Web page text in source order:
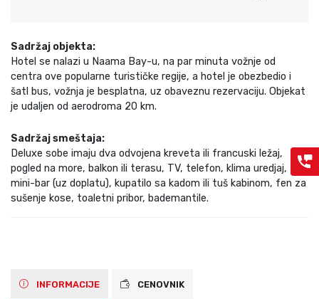
Sadržaj objekta:
Hotel se nalazi u Naama Bay-u, na par minuta vožnje od
centra ove popularne turističke regije, a hotel je obezbedio i
šatl bus, vožnja je besplatna, uz obaveznu rezervaciju. Objekat
je udaljen od aerodroma 20 km.
Sadržaj smeštaja:
Deluxe sobe imaju dva odvojena kreveta ili francuski ležaj,
pogled na more, balkon ili terasu, TV, telefon, klima uredjaj,
mini-bar (uz doplatu), kupatilo sa kadom ili tuš kabinom, fen za
sušenje kose, toaletni pribor, bademantile.
INFORMACIJE CENOVNIK